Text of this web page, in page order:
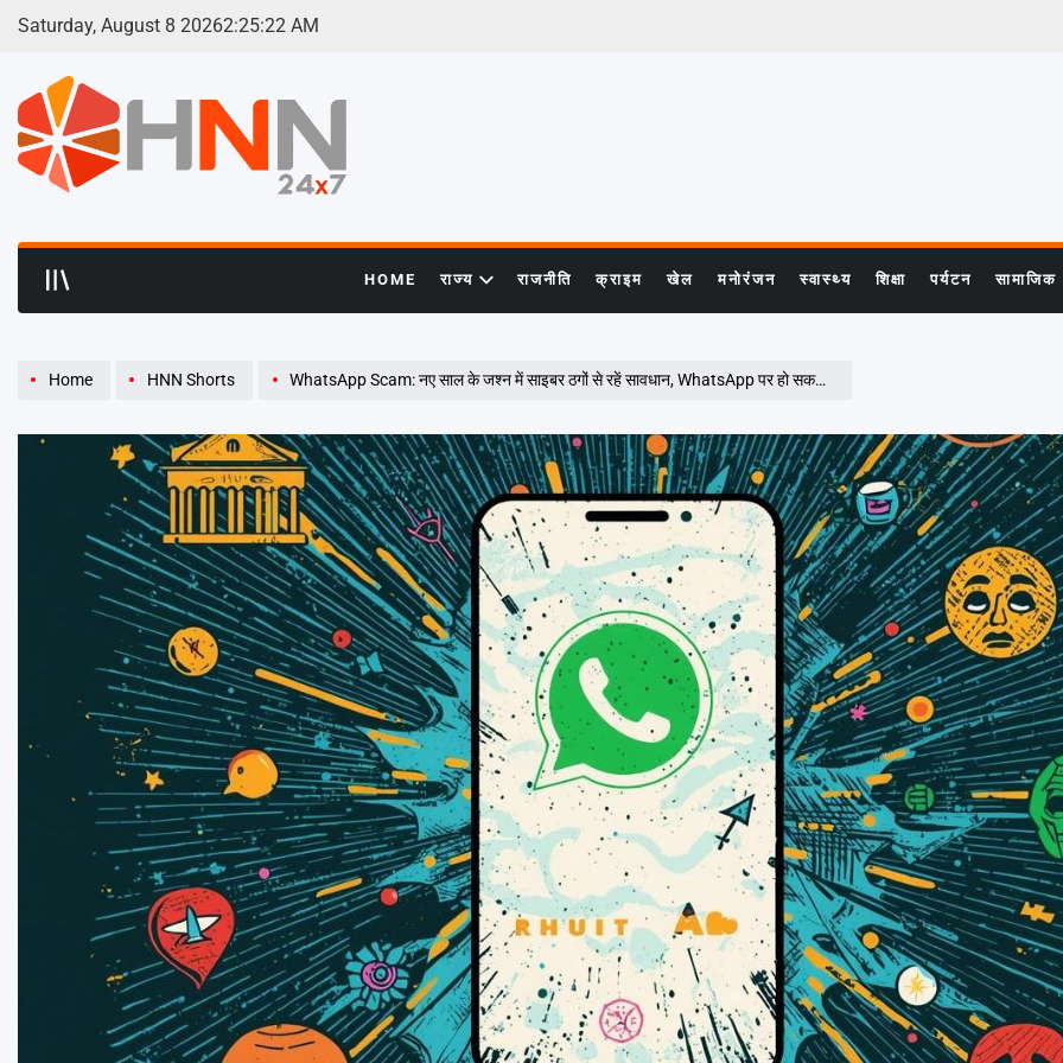
Skip
Saturday, August 8 20262:25:23 AM
HOME राज्य राजनीति क्राइम खेल मनोरंजन स्वास्थ्य शिक्षा पर्यटन सामाजिक
Home HNN Shorts WhatsApp Scam: नए साल के जश्न में साइबर ठगों से रहें सावधान, WhatsApp पर हो सकता है बड़ा स्कैम!